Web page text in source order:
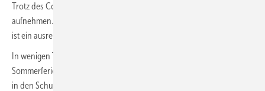
Trotz des Coronavirus sollen Schulen wieder den Regelbetrieb
aufnehmen. Um die Infektionsgefahr in Klassenräumen zu verringern,
ist ein ausreichender Luftaustausch erforderlich.
In wenigen Tagen enden in den ersten Bundesländern die
Sommerferien. Wenn es das weitere Infektionsgeschehen zulässt, soll
in den Schulen trotz der Coronavirus-Pandemie wieder der